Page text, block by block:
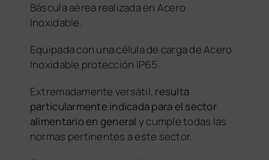
Báscula aérea realizada en Acero
Inoxidable.
Equipada con una célula de carga de Acero
Inoxidable protección IP65.
Extremadamente versátil, resulta
particularmente indicada para el sector
alimentario en general y cumple todas las
normas pertinentes a este sector.